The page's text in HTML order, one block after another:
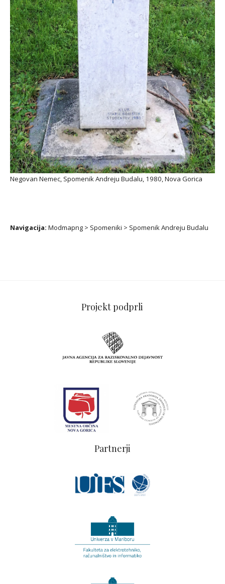
Negovan Nemec, Spomenik Andreju Budalu, 1980, Nova Gorica
Navigacija: Modmapng > Spomeniki > Spomenik Andreju Budalu
Projekt podprli
Partnerji